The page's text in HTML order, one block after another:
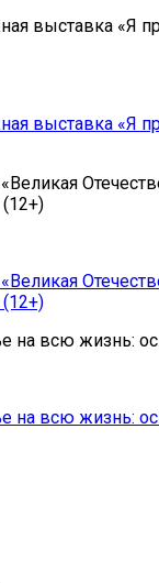
выставка «Я
выставка «Я
на всю жизнь:
на всю жизнь: